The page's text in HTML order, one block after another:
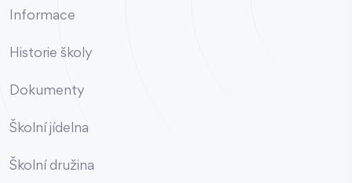
Informace
Historie školy
Dokumenty
Školní jídelna
Školní družina